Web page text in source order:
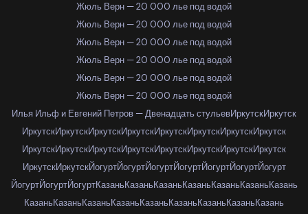
Жюль Верн — 20 000 лье под водой
Жюль Верн — 20 000 лье под водой
Жюль Верн — 20 000 лье под водой
Жюль Верн — 20 000 лье под водой
Жюль Верн — 20 000 лье под водой
Жюль Верн — 20 000 лье под водой
Илья Ильф и Евгений Петров — Двенадцать стульевИркутскИркутск
ИркутскИркутскИркутскИркутскИркутскИркутскИркутскИркутск
ИркутскИркутскИркутскИркутскИркутскИркутскИркутскИркутск
ИркутскИркутскЙогуртЙогуртЙогуртЙогуртЙогуртЙогуртЙогурт
ЙогуртЙогуртЙогуртКазаньКазаньКазаньКазаньКазаньКазаньКазань
КазаньКазаньКазаньКазаньКазаньКазаньКазаньКазаньКазань